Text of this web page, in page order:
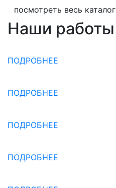
посмотреть весь каталог
Наши работы
ПОДРОБНЕЕ
ПОДРОБНЕЕ
ПОДРОБНЕЕ
ПОДРОБНЕЕ